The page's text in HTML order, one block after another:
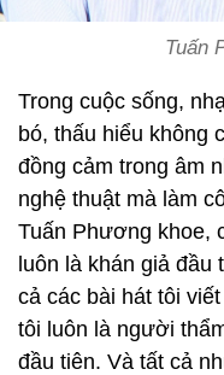
Tuấn
Trong cuộc sống,
bó, thấu hiểu không
đồng cảm trong âm
nghệ thuật mà làm
Tuấn Phương khoe,
luôn là khán giả đầu
cả các bài hát tôi
tôi luôn là người
đầu tiên. Và tất cả